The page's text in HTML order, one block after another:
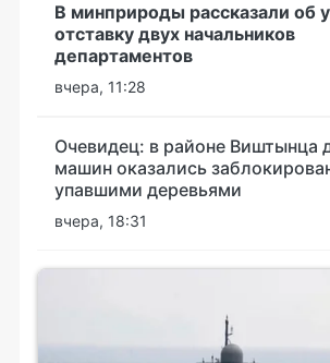
В минприроды рассказали об
отставку двух начальников
департаментов
вчера, 11:28
Очевидец: в районе Виштынца
машин оказались
упавшими деревьями
вчера, 18:31